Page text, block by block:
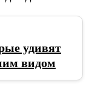
удивят
видом